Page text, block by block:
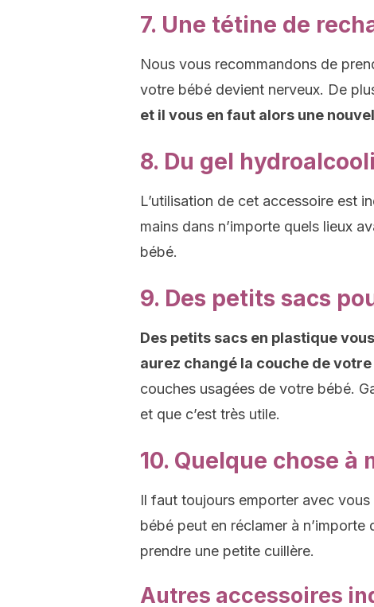
7. Une tétine de
Nous vous recommandons de
votre bébé devient nerveux. De
et il vous en faut alors une
8. Du gel
L’utilisation de cet accessoire est
mains dans n’importe quels lieux
bébé.
9. Des petits sacs
Des petits sacs en plastique
aurez changé la couche de votre
couches usagées de votre bébé.
et que c’est très utile.
10. Quelque chose à
Il faut toujours emporter avec
bébé peut en réclamer à
prendre une petite cuillère.
Autres accessoires